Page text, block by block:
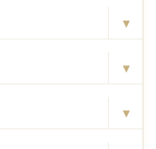
▾
▾
▾